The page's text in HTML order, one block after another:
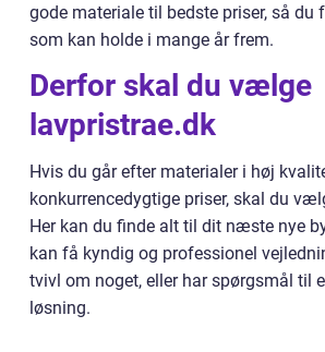
gode materiale til bedste priser, så du
som kan holde i mange år frem.
Derfor skal du vælge
lavpristrae.dk
Hvis du går efter materialer i høj
konkurrencedygtige priser, skal du
Her kan du finde alt til dit næste nye
kan få kyndig og professionel
tvivl om noget, eller har spørgsmål til
løsning.